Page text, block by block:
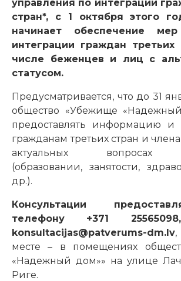
управления по интеграции
стран*, с 1 октября этого
начинает обеспечение
интеграции граждан
числе беженцев и лиц с
статусом.
Предусматривается, что до 31
общество «Убежище
предоставлять информацию и
гражданам третьих стран и
актуальных вопросах
(образовании, занятости,
др.).
Консультации
телефону +371
konsultacijas@patverums-dm.lv
месте – в помещениях
«Надежный дом»» на улице
Риге.